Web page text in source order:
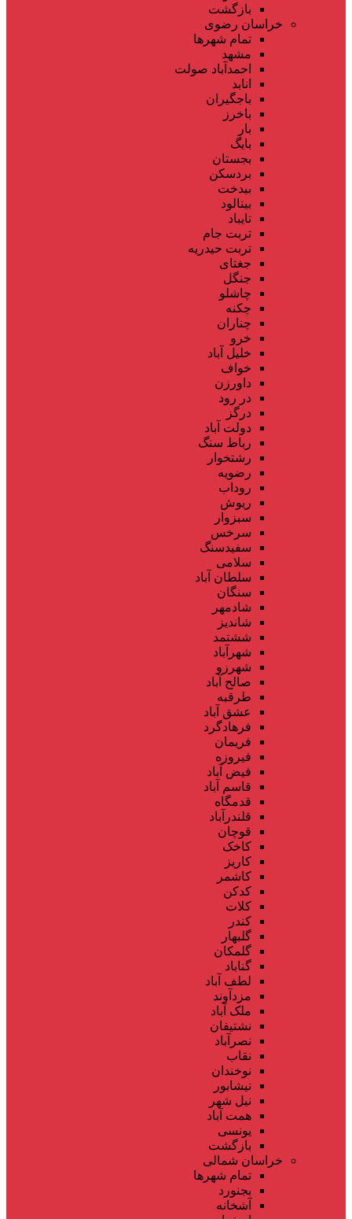
بازگشت
خراسان رضوی
تمام شهر‌ها
مشهد
احمدآباد صولت
انابد
باجگیران
باخرز
بار
بایگ
بجستان
بردسکن
بیدخت
بینالود
تایباد
تربت جام
تربت حیدریه
جغتای
جنگل
چاشلو
چکنه
چناران
خرو
خلیل آباد
خواف
داورزن
در رود
درگز
دولت آباد
رباط سنگ
رشتخوار
رضویه
روداب
ریوش
سبزوار
سرخس
سفیدسنگ
سلامی
سلطان آباد
سنگان
شادمهر
شاندیز
ششتمد
شهرآباد
شهرزو
صالح آباد
طرقبه
عشق آباد
فرهادگرد
فریمان
فیروزه
فیض آباد
قاسم آباد
قدمگاه
قلندرآباد
قوچان
کاخک
کاریز
کاشمر
کدکن
کلات
کندر
گلبهار
گلمکان
گناباد
لطف آباد
مزدآوند
ملک آباد
نشتیفان
نصرآباد
نقاب
نوخندان
نیشابور
نیل شهر
همت آباد
یونسی
بازگشت
خراسان شمالی
تمام شهر‌ها
بجنورد
آشخانه